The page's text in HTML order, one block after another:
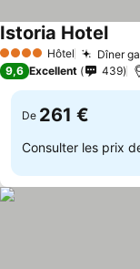
4 Étoiles Hôtel Dîner
Istoria Hotel
9,6 Excellent 439
De 261 €
Consulter les prix